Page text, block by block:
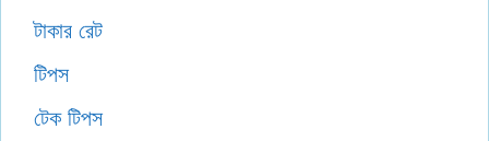
টাকার রেট
টিপস
টেক টিপস